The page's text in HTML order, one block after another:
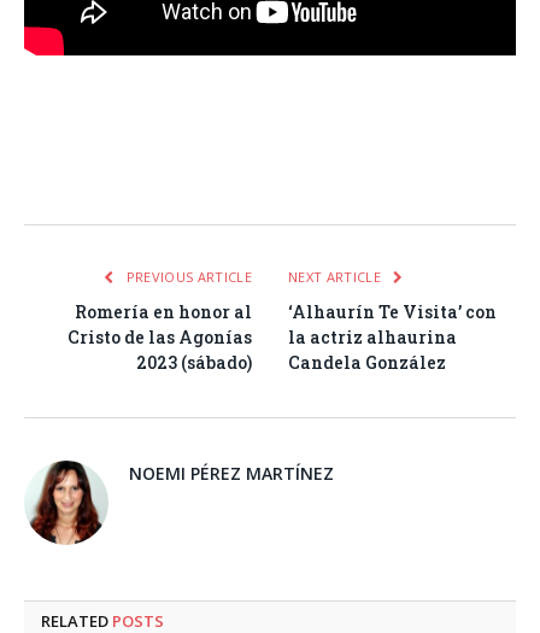
PREVIOUS ARTICLE
Romería en honor al
Cristo de las Agonías
2023 (sábado)
NEXT ARTICLE
‘Alhaurín Te Visita’ con
la actriz alhaurina
Candela González
NOEMI PÉREZ MARTÍNEZ
RELATED POSTS